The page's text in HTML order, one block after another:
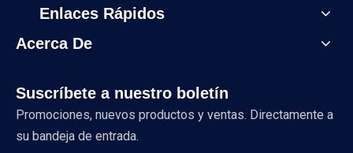
Enlaces Rápidos
Acerca De
Suscríbete a nuestro boletín
Promociones, nuevos productos y ventas. Directamente a
su bandeja de entrada.